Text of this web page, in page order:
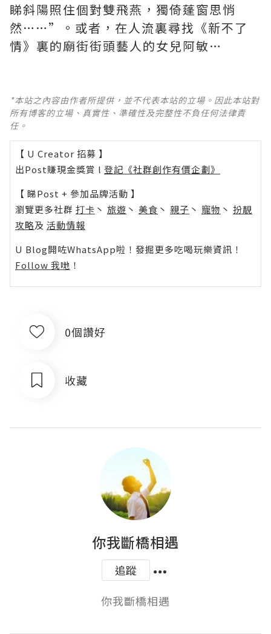
睇斜陽照住個對雙飛燕，獨倚蓬窗思悄
然……”。或者，在人流裏尋找《新不了
情》裏的廟街街頭藝人的女兒阿敏…
*本站之內容由作者所提供，並不代表本站的立場。因此本站對
所有博客的立場、真實性、準確性及完整性不負任何法律責
任。
【 U Creator 招募 】
出Post賺現金獎賞 l 登記《社群創作有價企劃》
【 睇Post + 參加品牌活動 】
瀏覽更多社群 打卡 丶 旅遊 丶 美食 丶 親子 丶 寵物 丶 扮靚
攻略及 活動情報
U Blog開咗WhatsApp啦！發掘更多吃喝玩樂資訊！
Follow 我哋 ！
0個讚好
收藏
你我斷橋相遇
追蹤
你我斷橋相遇